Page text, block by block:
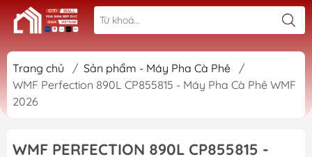
Trang chủ / Sản phẩm - Máy Pha Cà Phê
/
WMF Perfection 890L CP855815 - Máy Pha Cà Phê WMF
2026
WMF PERFECTION 890L CP855815 -